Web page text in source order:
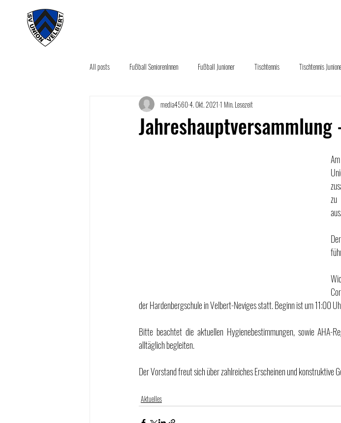
All posts Fußball SeniorenInnen Fußball Junioner Tischtennis Tischtennis
Sponsoring News Secound Hand
media45604. Okt. 2021 1 Min. Lesezeit
der Hardenbergschule in Velbert-Neviges statt. Beginn ist um 11:00
Bitte beachtet die aktuellen Hygienebestimmungen, sowie AHA-
alltäglich begleiten.
Der Vorstand freut sich über zahlreiches Erscheinen und konstruktive
Aktuelles